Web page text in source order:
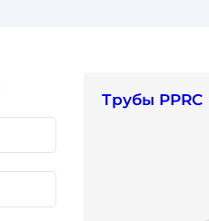
Трубы PPRC